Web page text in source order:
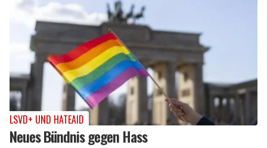
LSVD+ UND HATEAID
Neues Bündnis gegen Hass